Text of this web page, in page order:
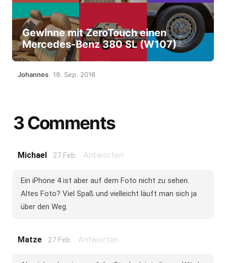
Gewinne mit ZeroTouch einen
Mercedes-Benz 380 SL (W107)
Johannes 19. Sep. 2016
3 Comments
Michael 27 Feb. Antworten
Ein iPhone 4 ist aber auf dem Foto nicht zu sehen.
Altes Foto? Viel Spaß und vielleicht läuft man sich ja
über den Weg.
Matze 27 Feb. Antworten